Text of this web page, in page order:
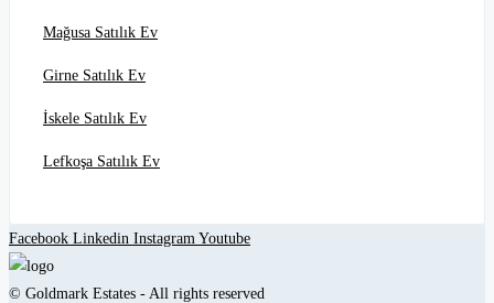
Mağusa Satılık Ev
Girne Satılık Ev
İskele Satılık Ev
Lefkoşa Satılık Ev
Facebook Linkedin Instagram Youtube
© Goldmark Estates - All rights reserved